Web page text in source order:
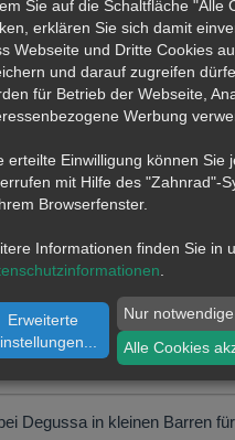
hätte Degussa nie gemacht.
Degussa in kleinen Barren
Sie auf die Schaltfläche "Alle
erklären Sie sich damit
Webseite und Dritte Cookies
und darauf zugreifen
für Betrieb der Webseite,
Werbung
erteilte Einwilligung können Sie
mit Hilfe des "Zahnrad"-
Browserfenster.
Informationen finden Sie in
Erweiterte
Nur
Alle Cookies